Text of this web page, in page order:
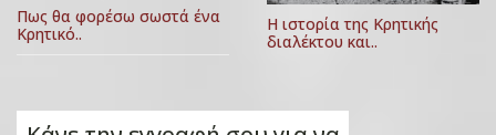
Πως θα φορέσω σωστά ένα
Κρητικό..
Η ιστορία της Κρητικής
διαλέκτου και..